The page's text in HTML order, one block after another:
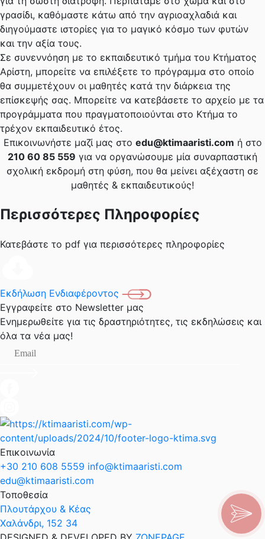
γρασίδι, καθόμαστε κάτω από την αγριοαχλαδιά και
διηγούμαστε ιστορίες για το μαγικό κόσμο των φυτών
και την αξία τους.
Σε συνεννόηση με το εκπαιδευτικό τμήμα του Κτήματος
Αρίστη, μπορείτε να επιλέξετε το πρόγραμμα στο οποίο
θα συμμετέχουν οι μαθητές κατά την διάρκεια της
επίσκεψής σας. Μπορείτε να κατεβάσετε το αρχείο με τα
προγράμματα που πραγματοποιούνται στο Κτήμα το
τρέχον εκπαιδευτικό έτος.
Επικοινωνήστε μαζί μας στο edu@ktimaaristi.com ή στο
210 60 85 559 για να οργανώσουμε μία συναρπαστική
σχολική εκδρομή στη φύση, που θα μείνει αξέχαστη σε
μαθητές & εκπαιδευτικούς!
Περισσότερες Πληροφορίες
Κατεβάστε το pdf για περισσότερες πληροφορίες
Εκδήλωση Ενδιαφέροντος
Εγγραφείτε στο Newsletter μας
Ενημερωθείτε για τις δραστηριότητες, τις εκδηλώσεις και
όλα τα νέα μας!
Επικοινωνία
+30 210 608 5559 info@ktimaaristi.com
edu@ktimaaristi.com
Τοποθεσία
Πλουτάρχου & Κέας
Χαλάνδρι, 152 34